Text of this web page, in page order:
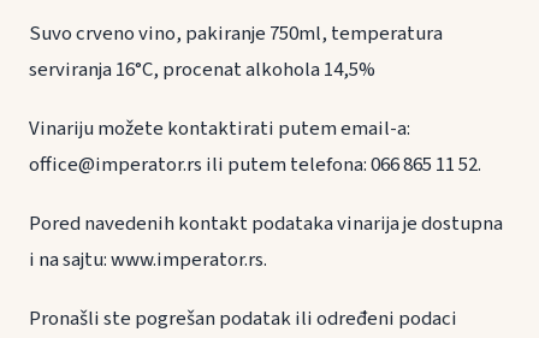
Suvo crveno vino, pakiranje 750ml, temperatura
serviranja 16°C, procenat alkohola 14,5%
Vinariju možete kontaktirati putem email-a:
office@imperator.rs ili putem telefona: 066 865 11 52.
Pored navedenih kontakt podataka vinarija je dostupna
i na sajtu: www.imperator.rs.
Pronašli ste pogrešan podatak ili određeni podaci